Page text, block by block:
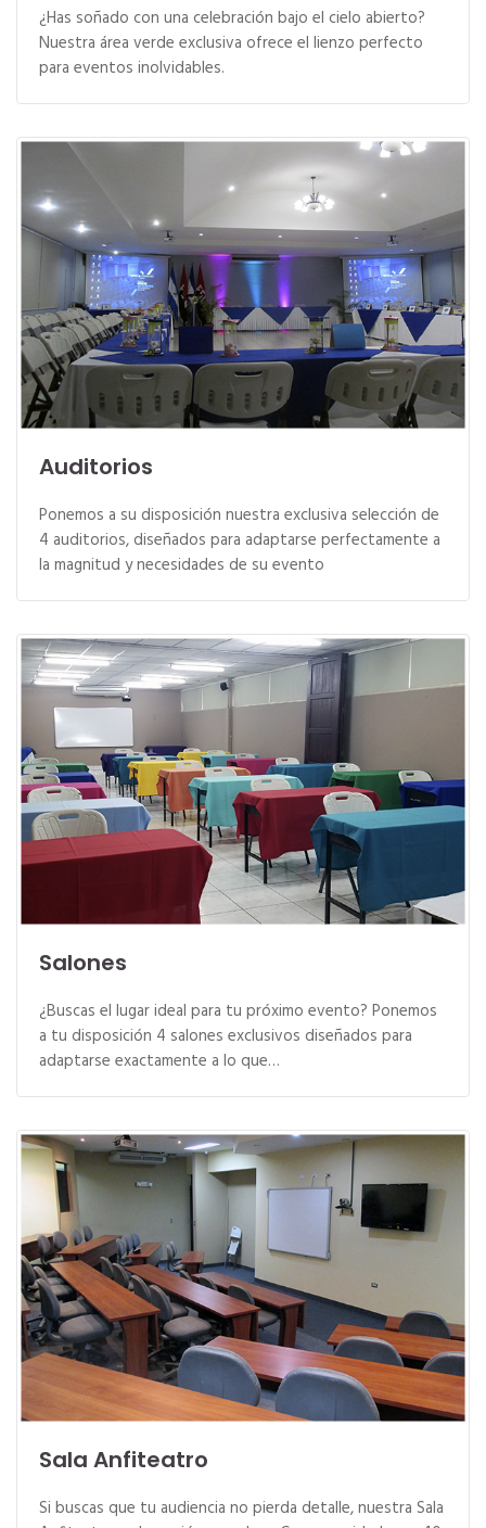
¿Has soñado con una celebración bajo el cielo abierto?
Nuestra área verde exclusiva ofrece el lienzo perfecto
para eventos inolvidables.
Auditorios
Ponemos a su disposición nuestra exclusiva selección de
4 auditorios, diseñados para adaptarse perfectamente a
la magnitud y necesidades de su evento
Salones
¿Buscas el lugar ideal para tu próximo evento? Ponemos
a tu disposición 4 salones exclusivos diseñados para
adaptarse exactamente a lo que…
Sala Anfiteatro
Si buscas que tu audiencia no pierda detalle, nuestra Sala